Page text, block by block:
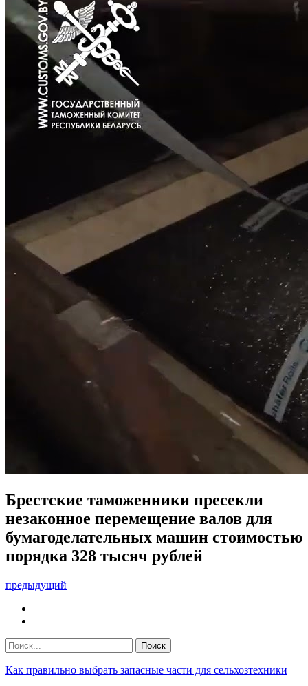
Брестские таможенники пресекли
незаконное перемещение валов для
бумагоделательных машин стоимостью
порядка 328 тысяч рублей
предыдущий
Как правильно выбрать запасные части для сельхозтехники